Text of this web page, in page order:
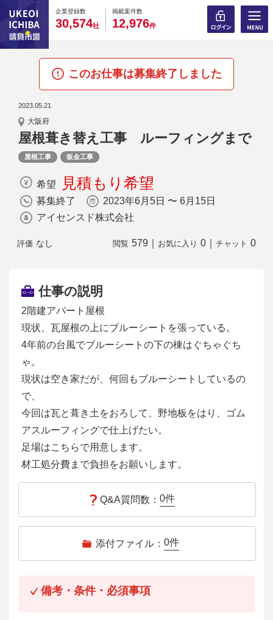
企業登録数
0
3
0
0,
0
5
0
74社
掲載案件数
0
1
0
2,
0
9
0
76件
このお仕事は募集終了しました
2023.05.21
大阪府
屋根葺き替え工事 ルーフィングまで
屋根工事 板金工事
希望 見積もり希望
募集終了
2023年6月5日 〜 6月15日
アイセンスド株式会社
評価 なし 閲覧 579 お気に入り 0 チャット 0
仕事の説明
2階建アパート屋根
現状、瓦屋根の上にブルーシートを張っている。
4年前の台風でブルーシートの下の棟はぐちゃぐち
ゃ。
現状は空き家だが、何回もブルーシートしているの
で、
今回は瓦と葺き土をおろして、野地板をはり、ゴム
アスルーフィングで仕上げたい。
足場はこちらで用意します。
材工処分費まで負担をお願いします。
Q&A質問数： 0件
添付ファイル： 0件
備考・条件・必須事項